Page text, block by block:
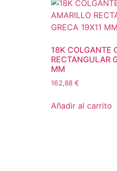
18K COLGANTE
RECTANGULAR
MM
162,88 €
Añadir al carrito